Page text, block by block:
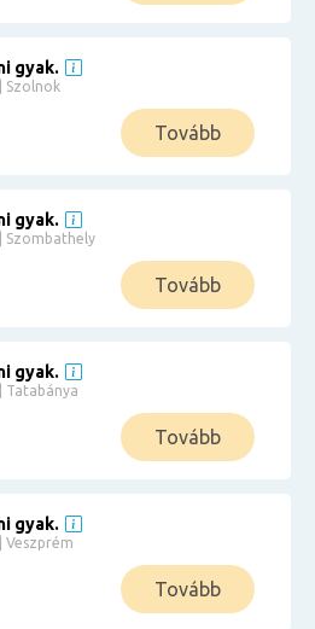
gyak.
Szolnok
Tovább
gyak.
Szombathely
Tovább
gyak.
Tatabánya
Tovább
gyak.
Veszprém
Tovább